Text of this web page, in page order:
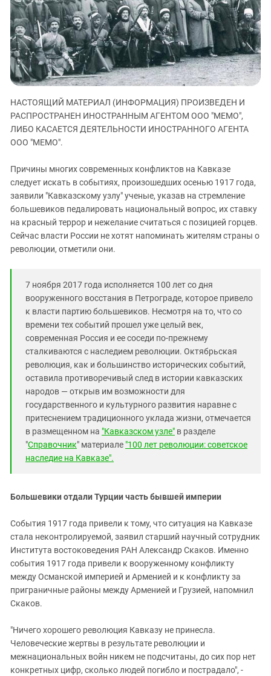
ЗАСТАВЛЯЕТ
КАВКАЗ ЗА ПАЛЕСТИНУ
ИНАКОМЫСЛИЕ В ЧЕЧНЕ
ПРЕСЛЕДОВАНИЕ АКТИВИСТОВ
МОБИЛИЗАЦИЯ И ПРОТЕСТЫ
Дагестан
Ингушетия
Кабардино-Балкария
Калмыкия
Карачаево-Черкесия
Краснодарский край
Российская Федерация
Северная Осетия - Алания
СКФО
Ставропольский край
Чечня
Южная Осетия
НАСТОЯЩИЙ МАТЕРИАЛ (ИНФОРМАЦИЯ) ПРОИЗВЕДЕН И
РАСПРОСТРАНЕН ИНОСТРАННЫМ АГЕНТОМ ООО "МЕМО",
ЛИБО КАСАЕТСЯ ДЕЯТЕЛЬНОСТИ ИНОСТРАННОГО АГЕНТА
ООО "МЕМО".
Причины многих современных конфликтов на Кавказе
следует искать в событиях, произошедших осенью 1917 года,
заявили "Кавказскому узлу" ученые, указав на стремление
большевиков педалировать национальный вопрос, их ставку
на красный террор и нежелание считаться с позицией горцев.
Сейчас власти России не хотят напоминать жителям страны о
революции, отметили они.
7 ноября 2017 года исполняется 100 лет со дня
вооруженного восстания в Петрограде, которое привело
к власти партию большевиков. Несмотря на то, что со
времени тех событий прошел уже целый век,
современная Россия и ее соседи по-прежнему
сталкиваются с наследием революции. Октябрьская
революция, как и большинство исторических событий,
оставила противоречивый след в истории кавказских
народов — открыв им возможности для
государственного и культурного развития наравне с
притеснением традиционного уклада жизни, отмечается
в размещенном на "Кавказском узле" в разделе
"Справочник" материале "100 лет революции: советскоe
наследие на Кавказе".
Большевики отдали Турции часть бывшей империи
События 1917 года привели к тому, что ситуация на Кавказе
стала неконтролируемой, заявил старший научный сотрудник
Института востоковедения РАН Александр Скаков. Именно
события 1917 года привели к вооруженному конфликту
между Османской империей и Арменией и к конфликту за
приграничные районы между Арменией и Грузией, напомнил
Скаков.
"Ничего хорошего революция Кавказу не принесла.
Человеческие жертвы в результате революции и
межнациональных войн никем не подсчитаны, до сих пор нет
конкретных цифр, сколько людей погибло и пострадало", -